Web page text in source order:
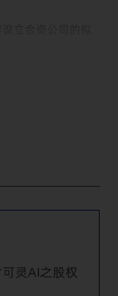
服务。
市公司出售其持
FPC电路板制造
中国境内设立合
产型企业进行全
灵AI之股权